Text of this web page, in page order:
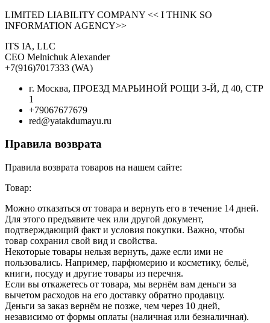
LIMITED LIABILITY COMPANY << I THINK SO
INFORMATION AGENCY>>
ITS IA, LLC
CEO Melnichuk Alexander
+7(916)7017333 (WA)
г. Москва, ПРОЕЗД МАРЬИНОЙ РОЩИ 3-Й, Д 40, СТР
1
+79067677679
red@yatakdumayu.ru
Правила возврата
Правила возврата товаров на нашем сайте:
Товар:
Можно отказаться от товара и вернуть его в течение 14 дней.
Для этого предъявите чек или другой документ,
подтверждающий факт и условия покупки. Важно, чтобы
товар сохранил свой вид и свойства.
Некоторые товары нельзя вернуть, даже если ими не
пользовались. Например, парфюмерию и косметику, бельё,
книги, посуду и другие товары из перечня.
Если вы откажетесь от товара, мы вернём вам деньги за
вычетом расходов на его доставку обратно продавцу.
Деньги за заказ вернём не позже, чем через 10 дней,
независимо от формы оплаты (наличная или безналичная).